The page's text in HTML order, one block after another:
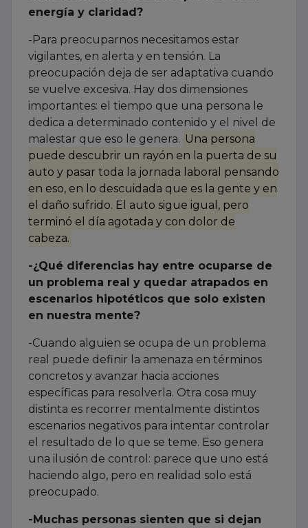
energía y claridad?
-Para preocuparnos necesitamos estar
vigilantes, en alerta y en tensión. La
preocupación deja de ser adaptativa cuando
se vuelve excesiva. Hay dos dimensiones
importantes: el tiempo que una persona le
dedica a determinado contenido y el nivel de
malestar que eso le genera. Una persona
puede descubrir un rayón en la puerta de su
auto y pasar toda la jornada laboral pensando
en eso, en lo descuidada que es la gente y en
el daño sufrido. El auto sigue igual, pero
terminó el día agotada y con dolor de
cabeza.
-¿Qué diferencias hay entre ocuparse de
un problema real y quedar atrapados en
escenarios hipotéticos que solo existen
en nuestra mente?
-Cuando alguien se ocupa de un problema
real puede definir la amenaza en términos
concretos y avanzar hacia acciones
específicas para resolverla. Otra cosa muy
distinta es recorrer mentalmente distintos
escenarios negativos para intentar controlar
el resultado de lo que se teme. Eso genera
una ilusión de control: parece que uno está
haciendo algo, pero en realidad solo está
preocupado.
-Muchas personas sienten que si dejan